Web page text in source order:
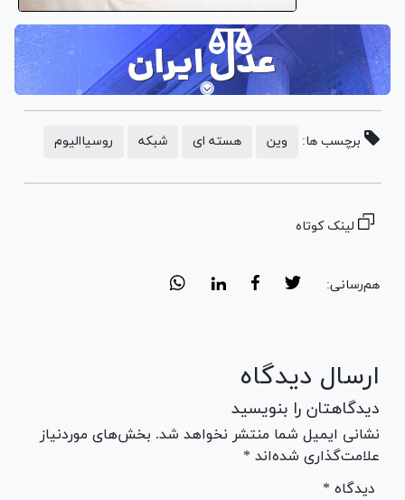
برچسب ها: وین هسته ای شبکه روسیاالیوم
لینک کوتاه
هم‌رسانی:
ارسال دیدگاه
دیدگاهتان را بنویسید
نشانی ایمیل شما منتشر نخواهد شد. بخش‌های موردنیاز
علامت‌گذاری شده‌اند *
* دیدگاه